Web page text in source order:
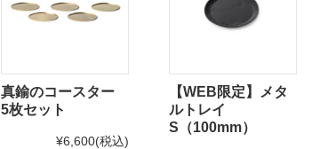
真鍮のコースター
5枚セット
¥6,600(税込)
【WEB限定】メタ
ルトレイ
S（100mm）